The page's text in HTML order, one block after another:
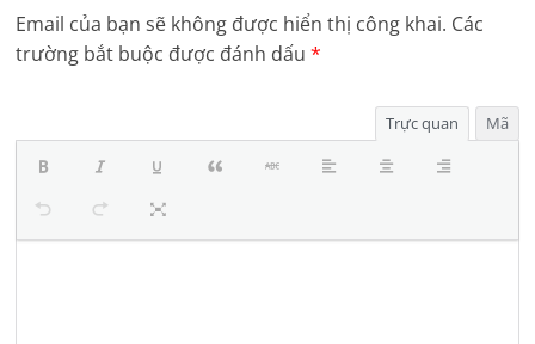
Email của bạn sẽ không được hiển thị công khai. Các
trường bắt buộc được đánh dấu*
Trực quan Mã